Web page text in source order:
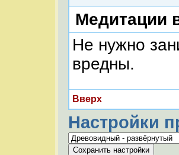
Медитации
Не нужно
вредны.
Вверх
Настройки